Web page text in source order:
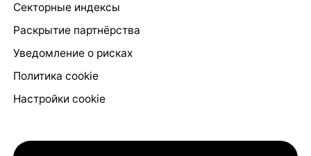
Секторные индексы
Раскрытие партнёрства
Уведомление о рисках
Политика cookie
Настройки cookie